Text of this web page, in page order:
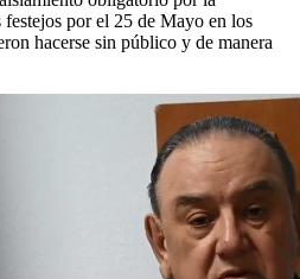
por el 25 de Mayo en los
hacerse sin público y de manera